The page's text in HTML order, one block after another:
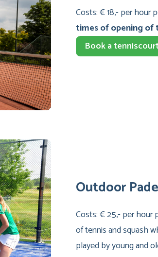
Costs: € 18,- per hour
times of opening of
Book a
Outdoor
Costs: € 25,- per hour
of tennis and squash
played by young and